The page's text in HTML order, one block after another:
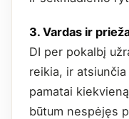
3. Vardas ir
DI per pokalbį
reikia, ir
pamatai
būtum nespėjęs